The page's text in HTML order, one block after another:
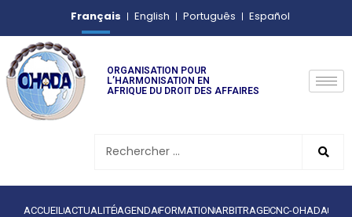
Français English Português Español
ORGANISATION POUR
L’HARMONISATION EN
AFRIQUE DU DROIT DES AFFAIRES
ACCUEIL ACTUALITÉAGENDAFORMATION ARBITRAGECNC-OHADA